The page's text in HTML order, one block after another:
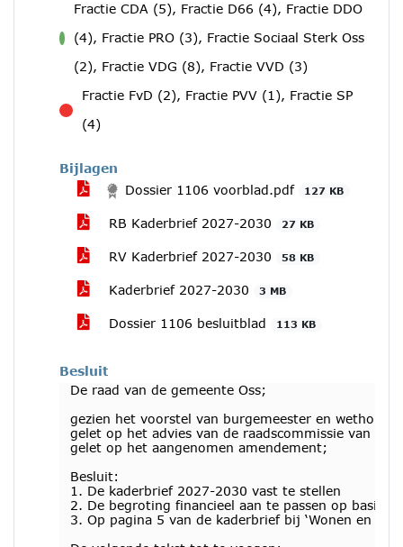
Fractie CDA (5), Fractie D66 (4), Fractie DDO
(4), Fractie PRO (3), Fractie Sociaal Sterk Oss
(2), Fractie VDG (8), Fractie VVD (3)
tegen
Fractie FvD (2), Fractie PVV (1), Fractie SP
(4)
Bijlagen
Dossier 1106 voorblad.pdf
127 KB
RB Kaderbrief 2027-2030 27 KB
RV Kaderbrief 2027-2030 58 KB
Kaderbrief 2027-2030 3 MB
Dossier 1106 besluitblad 113 KB
Besluit
De raad van de gemeente Oss;
gezien het voorstel van burgemeester en
gelet op het advies van de raadscommissie van 2
gelet op het aangenomen amendement;
Besluit:
1. De kaderbrief 2027-2030 vast te stellen
2. De begroting financieel aan te passen op basis
3. Op pagina 5 van de kaderbrief bij ‘Wonen en